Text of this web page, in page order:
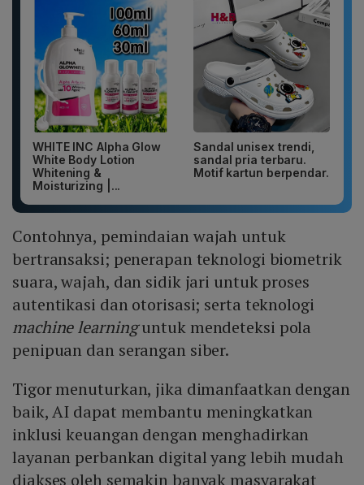
WHITE INC Alpha Glow
White Body Lotion
Whitening &
Moisturizing |...
Sandal unisex trendi,
sandal pria terbaru.
Motif kartun berpendar.
Contohnya, pemindaian wajah untuk
bertransaksi; penerapan teknologi biometrik
suara, wajah, dan sidik jari untuk proses
autentikasi dan otorisasi; serta teknologi
machine learninguntuk mendeteksi pola
penipuan dan serangan siber.
Tigor menuturkan, jika dimanfaatkan dengan
baik, AI dapat membantu meningkatkan
inklusi keuangan dengan menghadirkan
layanan perbankan digital yang lebih mudah
diakses oleh semakin banyak masyarakat